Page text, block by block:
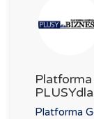
Platforma